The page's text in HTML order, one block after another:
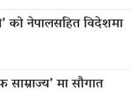
को नेपालसहित विदेशमा
मा सौगात